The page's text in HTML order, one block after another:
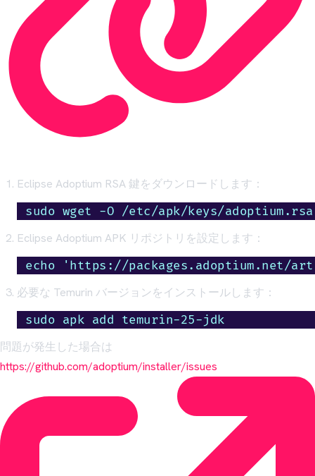
Eclipse Adoptium RSA 鍵をダウンロードします：
sudo wget -O /etc/apk/keys/
Eclipse Adoptium APK リポジトリを設定します：
echo 'https://packages.adoptium.net/
必要な Temurin バージョンをインストールします：
sudo apk add temurin-25-jdk
問題が発生した場合は
https://github.com/adoptium/installer/issues